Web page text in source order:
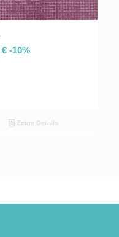
€-10%
Zeige Details